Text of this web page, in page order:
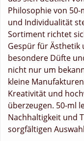
Philosophie von
und Individualität
Sortiment richtet
Gespür für Ästhetik
besondere Düfte
nicht nur um
kleine
Kreativität und
überzeugen. 50-ml
Nachhaltigkeit und
sorgfältigen